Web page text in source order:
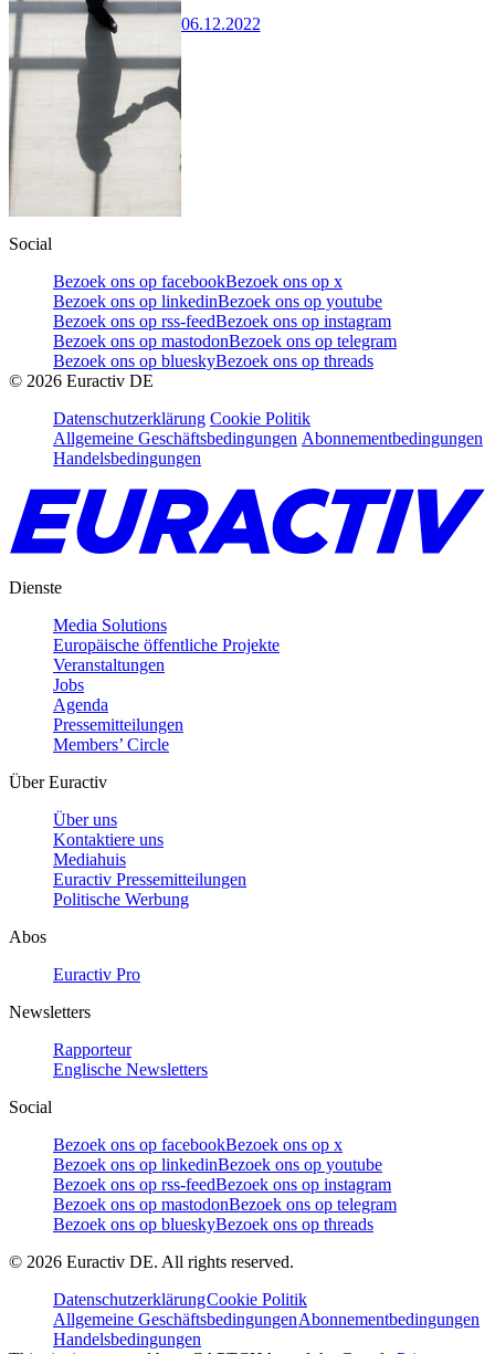
06.12.2022
Social
Bezoek ons op facebookBezoek ons op x
Bezoek ons op linkedinBezoek ons op youtube
Bezoek ons op rss-feedBezoek ons op instagram
Bezoek ons op mastodonBezoek ons op telegram
Bezoek ons op blueskyBezoek ons op threads
© 2026 Euractiv DE
Datenschutzerklärung Cookie Politik
Allgemeine Geschäftsbedingungen Abonnementbedingungen
Handelsbedingungen
Dienste
Media Solutions
Europäische öffentliche Projekte
Veranstaltungen
Jobs
Agenda
Pressemitteilungen
Members’ Circle
Über Euractiv
Über uns
Kontaktiere uns
Mediahuis
Euractiv Pressemitteilungen
Politische Werbung
Abos
Euractiv Pro
Newsletters
Rapporteur
Englische Newsletters
Social
Bezoek ons op facebookBezoek ons op x
Bezoek ons op linkedinBezoek ons op youtube
Bezoek ons op rss-feedBezoek ons op instagram
Bezoek ons op mastodonBezoek ons op telegram
Bezoek ons op blueskyBezoek ons op threads
© 2026 Euractiv DE. All rights reserved.
DatenschutzerklärungCookie Politik
Allgemeine GeschäftsbedingungenAbonnementbedingungen
Handelsbedingungen